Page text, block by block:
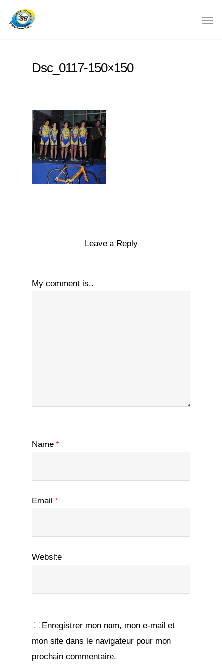
Dsc_0117-150×150
Leave a Reply
My comment is..
Name *
Email *
Website
Enregistrer mon nom, mon e-mail et
mon site dans le navigateur pour mon
prochain commentaire.